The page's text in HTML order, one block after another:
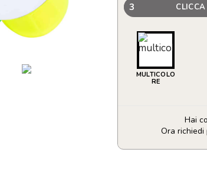
3
MULTICOLO
RE
Hai
Ora richiedi
Evidenziatore